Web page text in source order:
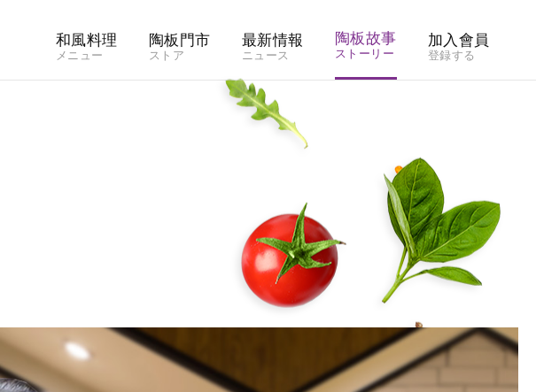
和風料理
メニュー
陶板門市
ストア
最新情報
ニュース
陶板故事
ストーリー
加入會員
登録する